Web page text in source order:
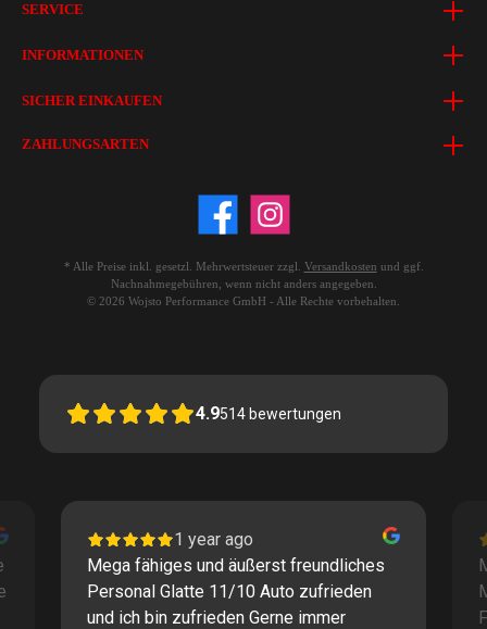
SERVICE
INFORMATIONEN
SICHER EINKAUFEN
ZAHLUNGSARTEN
* Alle Preise inkl. gesetzl. Mehrwertsteuer zzgl. Versandkosten und ggf.
Nachnahmegebühren, wenn nicht anders angegeben.
© 2026 Wojsto Performance GmbH - Alle Rechte vorbehalten.
4.9514 bewertungen
1 year ago
Mega fähiges und äußerst freundliches
Personal Glatte 11/10 Auto zufrieden
und ich bin zufrieden Gerne immer